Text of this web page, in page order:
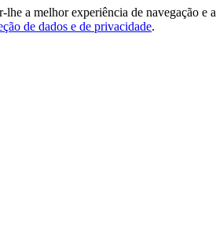
a melhor experiência de navegação e
de dados e de privacidade.